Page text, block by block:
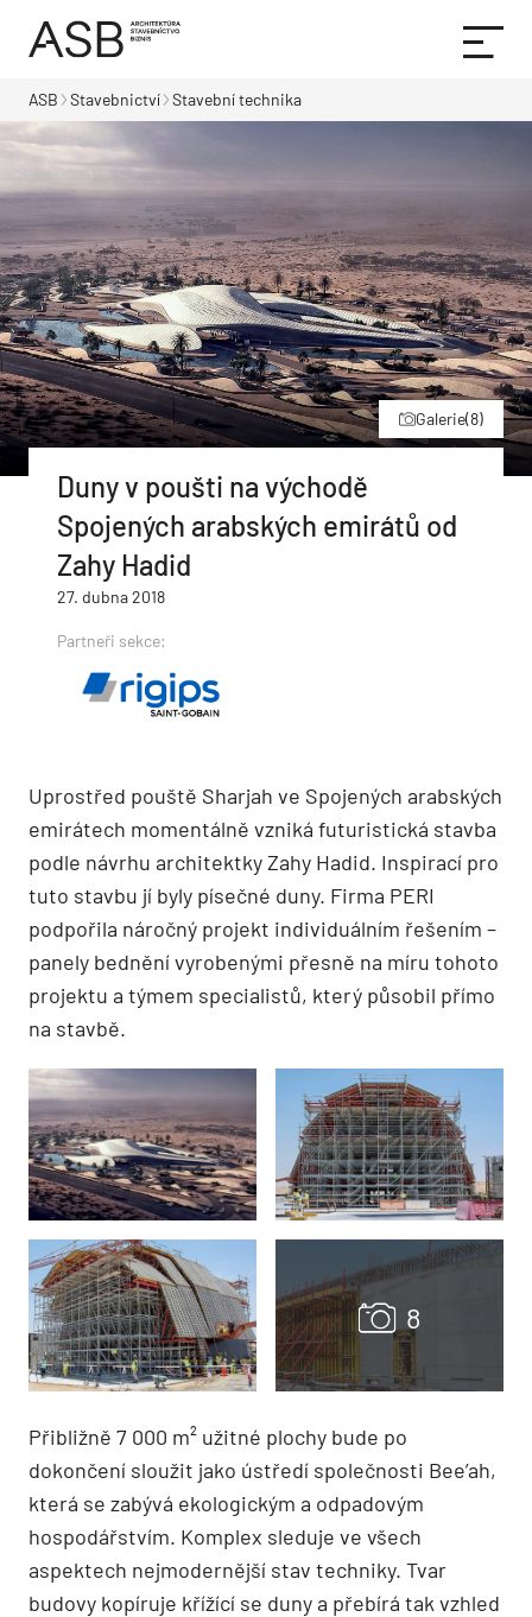
ASB Stavebnictví Stavební technika
Galerie(8)
Duny v poušti na východě
Spojených arabských emirátů od
Zahy Hadid
27. dubna 2018
Partneři sekce:
Uprostřed pouště Sharjah ve Spojených arabských
emirátech momentálně vzniká futuristická stavba
podle návrhu architektky Zahy Hadid. Inspirací pro
tuto stavbu jí byly písečné duny. Firma PERI
podpořila náročný projekt individuálním řešením –
panely bednění vyrobenými přesně na míru tohoto
projektu a týmem specialistů, který působil přímo
na stavbě.
Přibližně 7 000 m² užitné plochy bude po
dokončení sloužit jako ústředí společnosti Bee’ah,
která se zabývá ekologickým a odpadovým
hospodářstvím. Komplex sleduje ve všech
aspektech nejmodernější stav techniky. Tvar
budovy kopíruje křížící se duny a přebírá tak vzhled